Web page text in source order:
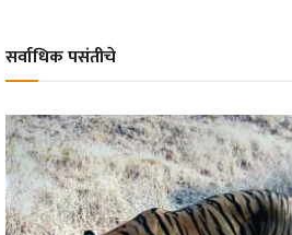
सर्वाधिक पसंतीचे